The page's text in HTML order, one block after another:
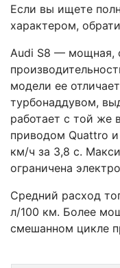
Если вы ищете
характером,
Audi S8 — мощная,
модели ее
турбонаддувом,
работает с той же
приводом Quattro и
км/ч за 3,8 с.
ограничена
Средний расход
л/100 км. Более
смешанном цикле